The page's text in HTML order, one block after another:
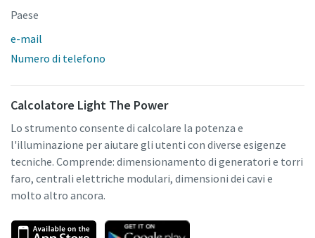
Paese
e-mail
Numero di telefono
Calcolatore Light The Power
Lo strumento consente di calcolare la potenza e
l'illuminazione per aiutare gli utenti con diverse esigenze
tecniche. Comprende: dimensionamento di generatori e torri
faro, centrali elettriche modulari, dimensioni dei cavi e
molto altro ancora.